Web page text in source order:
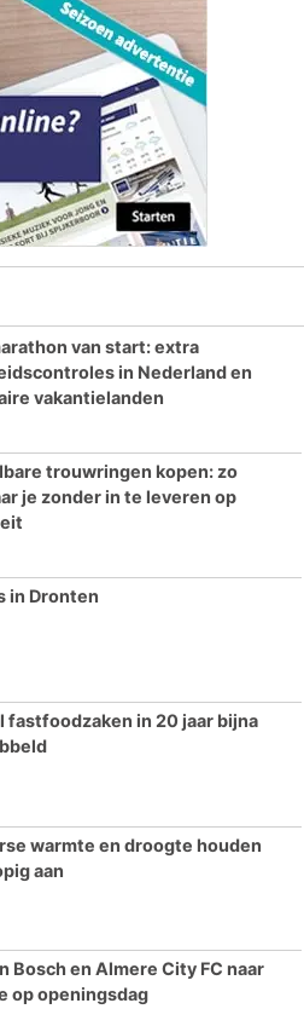
van start: extra
in Nederland en
vakantielanden
trouwringen kopen: zo
je zonder in te leveren op
in Dronten
fastfoodzaken in 20 jaar bijna
warmte en droogte houden
aan
Bosch en Almere City FC naar
op openingsdag